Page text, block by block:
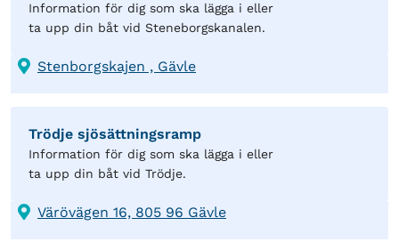
Information för dig som ska lägga i eller
ta upp din båt vid Steneborgskanalen.
Stenborgskajen , Gävle
Trödje sjösättningsramp
Information för dig som ska lägga i eller
ta upp din båt vid Trödje.
Värövägen 16, 805 96 Gävle